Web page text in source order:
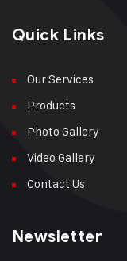
Quick Links
Our Services
Products
Photo Gallery
Video Gallery
Contact Us
Newsletter